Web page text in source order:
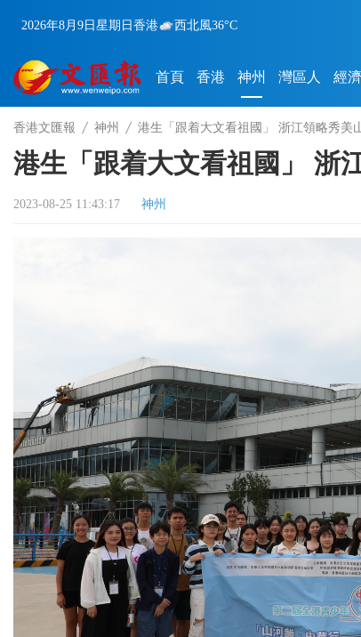
2026年8月9日 星期日 香港 西北風36°C
首頁 香港 神州 灣區人 經濟
香港文匯報 神州 港生「跟着大文看祖國」 浙江領略秀
港生「跟着大文看祖國」
2023-08-25 11:43:17 神州